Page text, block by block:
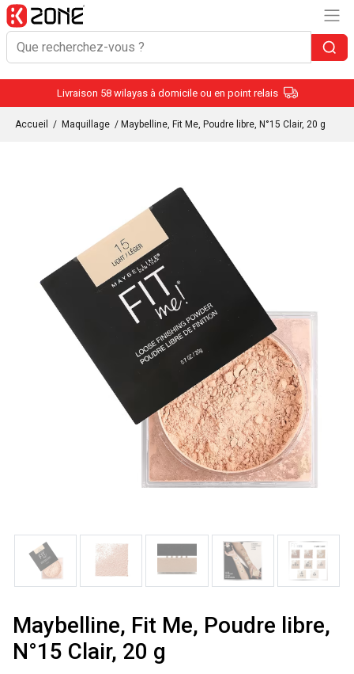
Livraison 58 wilayas à domicile ou en point relais
Accueil / Maquillage / Maybelline, Fit Me, Poudre libre, N°15 Clair, 20 g
Maybelline, Fit Me, Poudre libre,
N°15 Clair, 20 g